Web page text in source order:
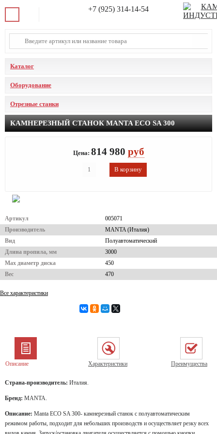
+7 (925) 314-14-54
Каталог
Оборудование
Отрезные станки
КАМНЕРЕЗНЫЙ СТАНОК MANTA ECO SA 300
Артикул
005071
Производитель
MANTA (Италия)
Вид
Полуавтоматический
Длина пропила, мм
3000
Мах диаметр диска
450
Вес
470
Все характеристики
Цена: 814 980 руб
Описание Характеристики Преимущества
Страна-производитель: Италия.
Бренд: MANTA.
Описание: Manta ECO SA 300- камнерезный станок с полуавтоматическим
режимом работы, подходит для небольших производств и осуществляет резку всех